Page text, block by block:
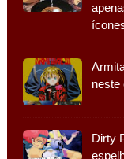
neste
Dirty